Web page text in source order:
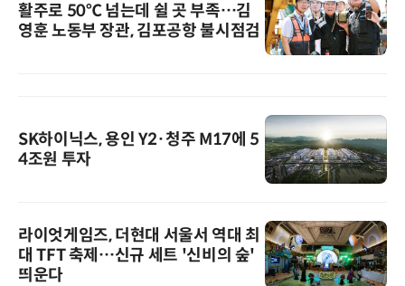
활주로 50℃ 넘는데 쉴 곳 부족…김
영훈 노동부 장관, 김포공항 불시점검
SK하이닉스, 용인 Y2·청주 M17에 5
4조원 투자
라이엇게임즈, 더현대 서울서 역대 최
대 TFT 축제…신규 세트 '신비의 숲'
띄운다